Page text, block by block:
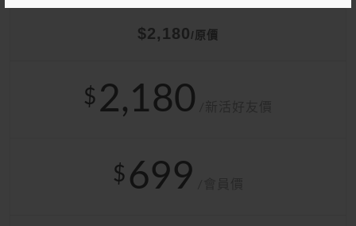
$2,180/原價
$ 2,180
$ 699